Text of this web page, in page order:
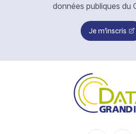
données publiques du
Je m'inscris